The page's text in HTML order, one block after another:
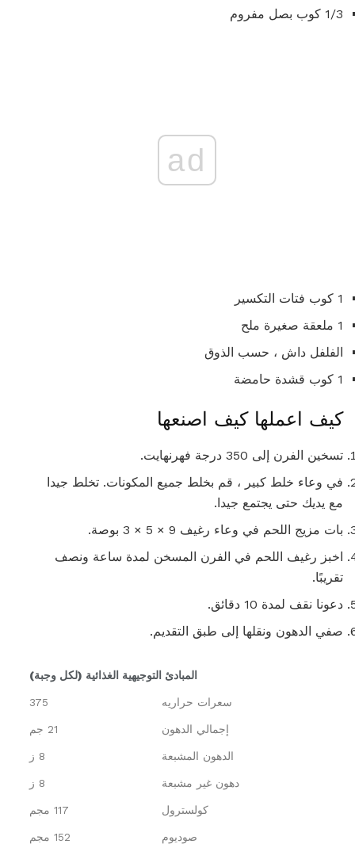
1/3 كوب بصل مفروم
ad
1 كوب فتات التكسير
1 ملعقة صغيرة ملح
الفلفل داش ، حسب الذوق
1 كوب قشدة حامضة
كيف اعملها كيف اصنعها
تسخين الفرن إلى 350 درجة فهرنهايت.
في وعاء خلط كبير ، قم بخلط جميع المكونات. تخلط جيدا
مع يديك حتى يجتمع جيدا.
بات مزيج اللحم في وعاء رغيف 9 × 5 × 3 بوصة.
اخبز رغيف اللحم في الفرن المسخن لمدة ساعة ونصف
تقريبًا.
دعونا نقف لمدة 10 دقائق.
صفي الدهون ونقلها إلى طبق التقديم.
المبادئ التوجيهية الغذائية (لكل وجبة)
سعرات حراريه 375
إجمالي الدهون 21 جم
الدهون المشبعة 8 ز
دهون غير مشبعة 8 ز
كولسترول 117 مجم
صوديوم 152 مجم